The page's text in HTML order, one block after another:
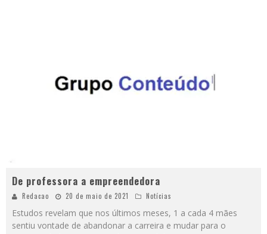
De professora a empreendedora
Redacao 20 de maio de 2021 Notícias
Estudos revelam que nos últimos meses, 1 a cada 4 mães
sentiu vontade de abandonar a carreira e mudar para o